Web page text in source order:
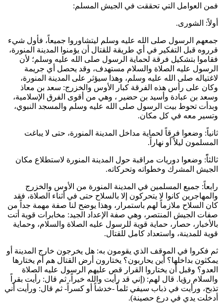
فمن العوامل التي تحققت في الجيش المسلم:
أولاً: الشورى.
جمعهم الرسول صلى الله عليه وسلم ليتشاوروا جميعاً، فأول شيء
قرروه قبل التفكير في أي طريقة للقتال أن يؤمنوا المدينة المنورة،
فقاموا بتشكيل فرقة لحماية الرسول صلى الله عليه وسلم؛ لأن
الرسول عليه الصلاة والسلام مستهدف، وقد يحصل أي جريمة
لاغتياله صلى الله عليه وسلم، وهذا سيؤثر على المدينة المنورة،
وكان على رأس هذه الفرقة كبار الأوس والخزرج: سعد بن معاذ
وسعد بن عبادة و أسيد بن حضير ، وهي من أقوى الفرق الإسلامية،
وبدأت تحوط بيت الرسول صلى الله عليه وسلم والمسجد النبوي،
وتسير معه في كل مكان.
ثانياً: وضعوا فرقاً لحماية مداخل المدينة المنورة، حتى لا يباغت
المسلمون ليلاً أو نهاراً.
ثالثاًً: وضعوا دوريات مراقبة حول المدينة المنورة لاستطلاع مكان
الجيش المشرك وخطواته وتحركاته.
رابعاً: جميع المسلمين في المدينة المنورة من الأوس والخزرج
والمهاجرين كانوا لا يتحركون إلا بالسلاح حتى في أثناء الصلاة، فقد
كان السلاح ملازماً لهم باستمرار، وهذا يوضح لنا صفة مهمة جداً من
صفات الجيش المنتصر، وهي صفة الإعداد الجيد: مخابرات قوية أتت
بالأخبار، حصار، حماية قوية للرسول عليه الصلاة والسلام، وحماية
قوية للمدينة، واستعداد كامل للقتال.
ثم فكروا في الموقف الذي يقومون به: هل يخرجون خارج المدينة أو
يمكثون بداخلها؟ أين يحاربون؟ يختارون أرض القتال هم أم يختارها
العدو؟ وقبل أن يختاروا القرار قص عليهم الرسول عليه الصلاة
والسلام رؤيا. قال لهم: ( إني قد رأيت والله خيراً، ثم قال: رأيت بقراً
تذبح، ورأيت في ذباب سيفي ثلماً -خدشاً أو كسراً- ثم قال: ورأيت أني
أدخلت يدي في درع حصينة).